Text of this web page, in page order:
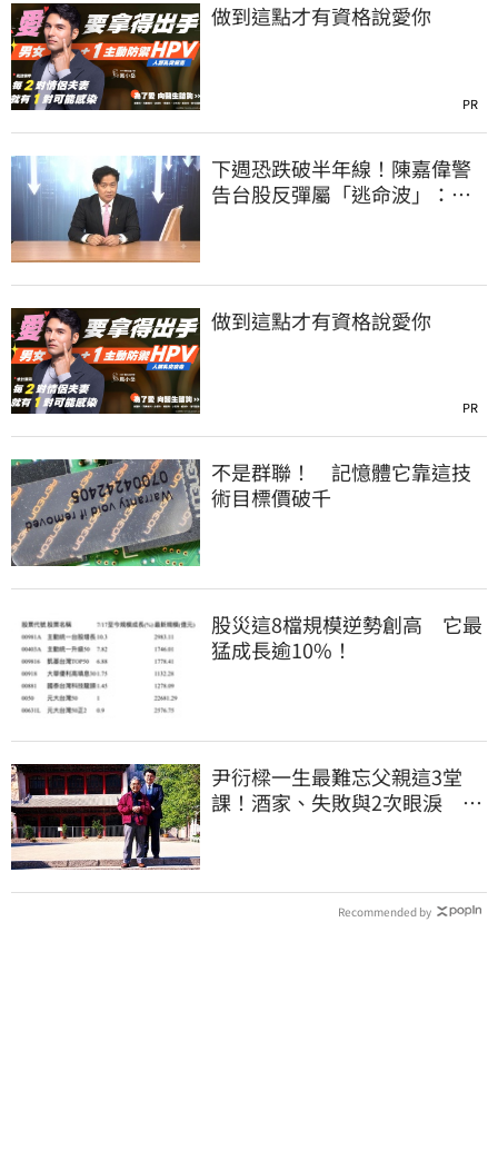
做到這點才有資格說愛你
PR
下週恐跌破半年線！陳嘉偉警
告台股反彈屬「逃命波」：空
做到這點才有資格說愛你
PR
不是群聯！ 記憶體它靠這技
術目標價破千
股災這8檔規模逆勢創高 它最
猛成長逾10%！
尹衍樑一生最難忘父親這3堂
課！酒家、失敗與2次眼淚 逼
Recommended by